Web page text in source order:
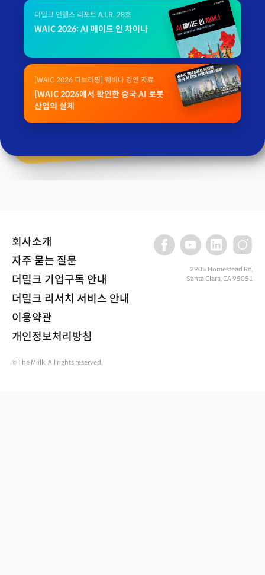
더밀크 인뎁스 리포트 A.I.R. 28호
WAIC 2026: AI 메이드 인 차이나
[WAIC 2026 디브리핑] 웨비나 강연 자료
[WAIC 2026에서 확인한 중국 AI 로봇
산업의 실체
회사소개
자주 묻는 질문
더밀크 기업구독 안내
더밀크 리서치 서비스 안내
이용약관
개인정보처리방침
2905 Homestead Rd,
Santa Clara, CA 95051
© The Miilk. All rights reserved.